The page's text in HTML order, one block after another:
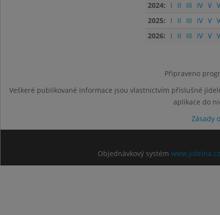
2024:
I II III IV V
2025:
I II III IV V
2026:
I II III IV V
Připraveno
Veškeré publikované informace jsou vlastnictvím příslušné
aplikace do
Zásady
Objednávkový systém www.jidelna.cz